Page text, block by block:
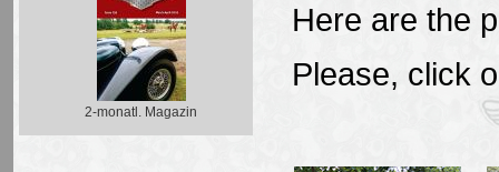
2-monatl. Magazin
Here are the
Please, click